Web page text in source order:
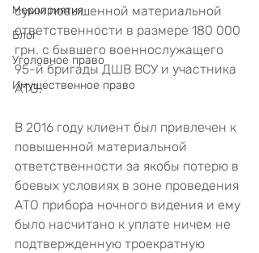
Мероприятия
Блог
Уголовное право
Имущественное право
сумм повышенной материальной
ответственности в размере 180 000
грн. с бывшего военнослужащего
95-й бригады ДШВ ВСУ и участника
АТО.
В 2016 году клиент был привлечен к
повышенной материальной
ответственности за якобы потерю в
боевых условиях в зоне проведения
АТО прибора ночного видения и ему
было насчитано к уплате ничем не
подтвержденную троекратную